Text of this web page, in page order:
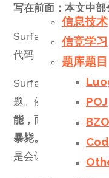
信息技术
信竞学习
题库题目
POJ
写在前面：本文中
Surface是微软出品
代码，还可以颓（
Surface Pro6和
题。例如我的
能，而UHD620也
暴毙。
微软将
是会让电脑达到烫